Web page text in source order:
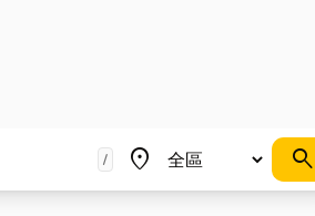
/ place
地區
search